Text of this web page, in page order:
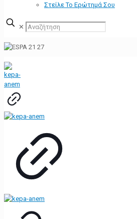
Στείλε Το Ερώτημά Σου
✕